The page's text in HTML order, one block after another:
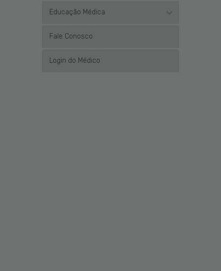
Educação Médica
Fale Conosco
Login do Médico